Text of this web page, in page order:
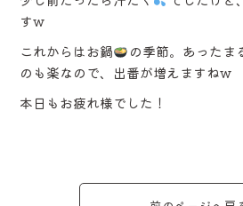
すw
これからはお鍋
の季節。あったま
のも楽なので、出番が増えますねw
本日もお疲れ様でした！